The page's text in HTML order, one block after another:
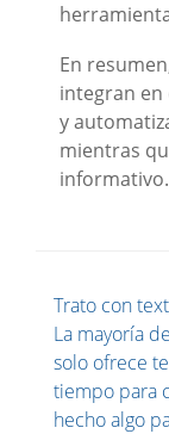
En
integran
y
mientras
informativo.
Trato con
La mayoría
solo ofrece
tiempo para
hecho algo